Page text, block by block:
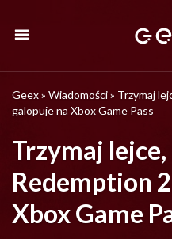
Geex» Wiadomości» Trzymaj
galopuje na Xbox Game Pass
Trzymaj lejce,
Redemption
Xbox Game